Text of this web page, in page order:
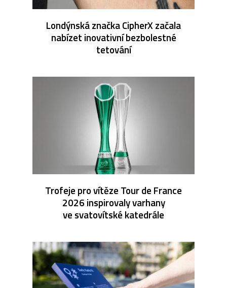
Londýnská značka CipherX začala
nabízet inovativní bezbolestné
tetování
Trofeje pro vítěze Tour de France
2026 inspirovaly varhany
ve svatovítské katedrále